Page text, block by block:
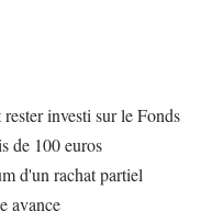
investi sur le Fonds
de 100 euros
d'un rachat partiel
avance